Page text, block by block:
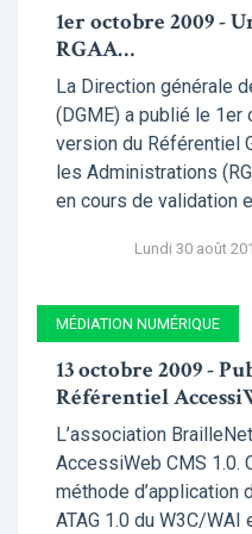
1er octobre 2009 -
RGAA…
La Direction générale
(DGME) a publié le
version du Référentiel
les Administrations
en cours de validation
Lundi 30 août
MÉDIATION NUMÉRIQUE
13 octobre 2009 -
Référentiel
L’association
AccessiWeb CMS 1.0.
méthode d’application
ATAG 1.0 du W3C/